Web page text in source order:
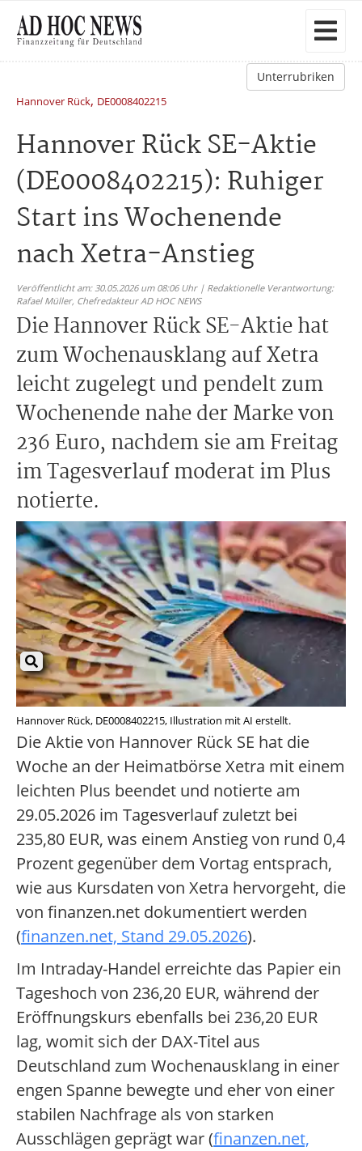
Unterrubriken
Hannover Rück, DE0008402215
Hannover Rück SE-Aktie
(DE0008402215): Ruhiger
Start ins Wochenende
nach Xetra-Anstieg
Veröffentlicht am: 30.05.2026 um 08:06 Uhr | Redaktionelle Verantwortung:
Rafael Müller, Chefredakteur AD HOC NEWS
Die Hannover Rück SE-Aktie hat
zum Wochenausklang auf Xetra
leicht zugelegt und pendelt zum
Wochenende nahe der Marke von
236 Euro, nachdem sie am Freitag
im Tagesverlauf moderat im Plus
notierte.
Hannover Rück, DE0008402215, Illustration mit AI erstellt.
Die Aktie von Hannover Rück SE hat die
Woche an der Heimatbörse Xetra mit einem
leichten Plus beendet und notierte am
29.05.2026 im Tagesverlauf zuletzt bei
235,80 EUR, was einem Anstieg von rund 0,4
Prozent gegenüber dem Vortag entsprach,
wie aus Kursdaten von Xetra hervorgeht, die
von finanzen.net dokumentiert werden
(finanzen.net, Stand 29.05.2026).
Im Intraday-Handel erreichte das Papier ein
Tageshoch von 236,20 EUR, während der
Eröffnungskurs ebenfalls bei 236,20 EUR
lag, womit sich der DAX-Titel aus
Deutschland zum Wochenausklang in einer
engen Spanne bewegte und eher von einer
stabilen Nachfrage als von starken
Ausschlägen geprägt war (finanzen.net,